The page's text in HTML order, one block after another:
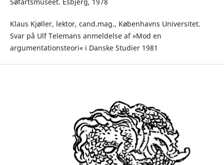
Klaus Kjøller, lektor, cand.mag., Københavns Universitet.
Svar på Ulf Telemans anmeldelse af »Mod en
argumentationsteori« i Danske Studier 1981